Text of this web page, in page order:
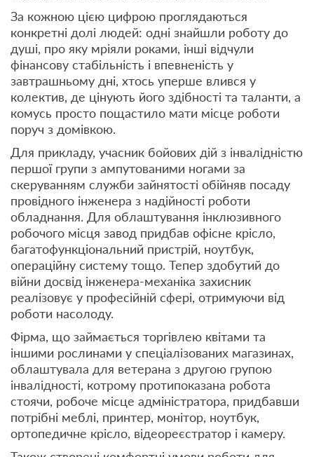
За кожною цією цифрою проглядаються
конкретні долі людей: одні знайшли роботу до
душі, про яку мріяли роками, інші відчули
фінансову стабільність і впевненість у
завтрашньому дні, хтось уперше влився у
колектив, де цінують його здібності та таланти, а
комусь просто пощастило мати місце роботи
поруч з домівкою.
Для прикладу, учасник бойових дій з інвалідністю
першої групи з ампутованими ногами за
скеруванням служби зайнятості обійняв посаду
провідного інженера з надійності роботи
обладнання. Для облаштування інклюзивного
робочого місця завод придбав офісне крісло,
багатофункціональний пристрій, ноутбук,
операційну систему тощо. Тепер здобутий до
війни досвід інженера-механіка захисник
реалізовує у професійній сфері, отримуючи від
роботи насолоду.
Фірма, що займається торгівлею квітами та
іншими рослинами у спеціалізованих магазинах,
облаштувала для ветерана з другою групою
інвалідності, котрому протипоказана робота
стоячи, робоче місце адміністратора, придбавши
потрібні меблі, принтер, монітор, ноутбук,
ортопедичне крісло, відеореєстратор і камеру.